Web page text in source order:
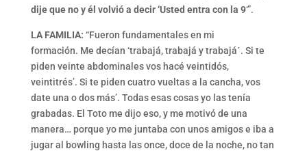
dije que no y él volvió a decir ‘Usted entra con la 9‘”.
LA FAMILIA: “Fueron fundamentales en mi
formación. Me decían ‘trabajá, trabajá y trabajá´. Si te
piden veinte abdominales vos hacé veintidós,
veintitrés’. Si te piden cuatro vueltas a la cancha, vos
date una o dos más’. Todas esas cosas yo las tenía
grabadas. El Toto me dijo eso, y me motivó de una
manera… porque yo me juntaba con unos amigos e iba a
jugar al bowling hasta las once, doce de la noche, no tan